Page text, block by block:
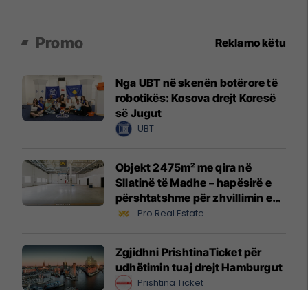
Promo Reklamo këtu
Nga UBT në skenën botërore të
robotikës: Kosova drejt Koresë
së Jugut
UBT
Objekt 2475m² me qira në
Sllatinë të Madhe – hapësirë e
përshtatshme për zhvillimin e
biznesit #16068
Pro Real Estate
Zgjidhni PrishtinaTicket për
udhëtimin tuaj drejt Hamburgut
Prishtina Ticket